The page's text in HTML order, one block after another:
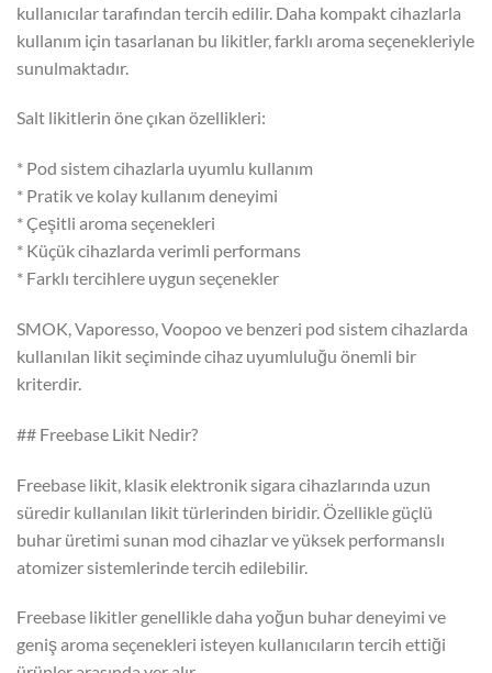
kullanıcılar tarafından tercih edilir. Daha kompakt cihazlarla
kullanım için tasarlanan bu likitler, farklı aroma seçenekleriyle
sunulmaktadır.
Salt likitlerin öne çıkan özellikleri:
* Pod sistem cihazlarla uyumlu kullanım
* Pratik ve kolay kullanım deneyimi
* Çeşitli aroma seçenekleri
* Küçük cihazlarda verimli performans
* Farklı tercihlere uygun seçenekler
SMOK, Vaporesso, Voopoo ve benzeri pod sistem cihazlarda
kullanılan likit seçiminde cihaz uyumluluğu önemli bir
kriterdir.
## Freebase Likit Nedir?
Freebase likit, klasik elektronik sigara cihazlarında uzun
süredir kullanılan likit türlerinden biridir. Özellikle güçlü
buhar üretimi sunan mod cihazlar ve yüksek performanslı
atomizer sistemlerinde tercih edilebilir.
Freebase likitler genellikle daha yoğun buhar deneyimi ve
geniş aroma seçenekleri isteyen kullanıcıların tercih ettiği